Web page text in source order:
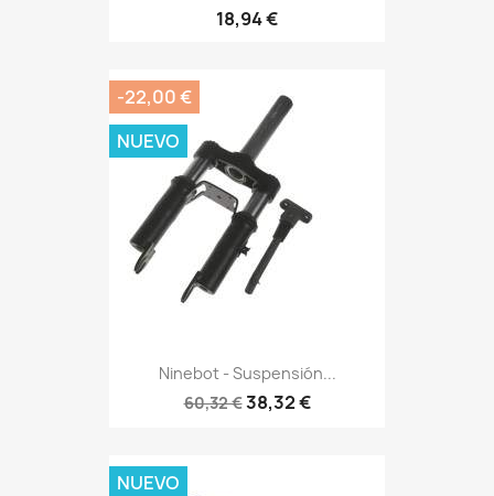
18,94 €
Ninebot - Suspensión...
60,32 €38,32 €
-22,00 €
NUEVO
NUEVO